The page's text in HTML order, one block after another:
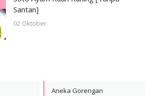
Santan]
02 Oktober
Aneka Gorengan